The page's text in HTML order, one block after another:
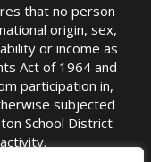
that no person
origin, sex,
or income as
Act of 1964 and
participation in,
subjected
School District